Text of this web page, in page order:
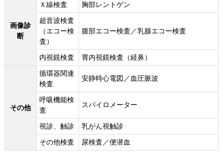
画像診
断
Ｘ線検査
胸部レントゲン
超音波検査
（エコー検
査）
腹部エコー検査／乳腺エコー検査
内視鏡検査 胃内視鏡検査（経鼻）
その他
循環器関連
検査
安静時心電図／血圧脈波
呼吸機能検
査
スパイロメーター
視診、触診
乳がん視触診
その他検査
尿検査／便潜血